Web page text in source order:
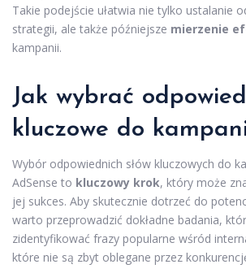
Takie podejście ułatwia nie tylko ustalanie
strategii, ale także późniejsze mierzenie
kampanii.
Jak wybrać
kluczowe do
Wybór odpowiednich słów kluczowych do
AdSense to kluczowy krok, który może
jej sukces. Aby skutecznie dotrzeć do
warto przeprowadzić dokładne badania,
zidentyfikować frazy popularne wśród
które nie są zbyt oblegane przez